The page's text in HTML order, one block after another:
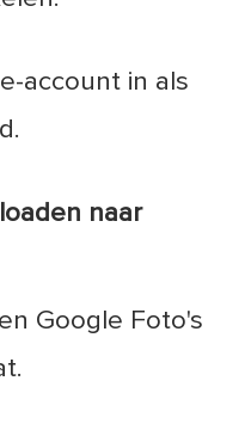
account in als
naar
Google Foto's